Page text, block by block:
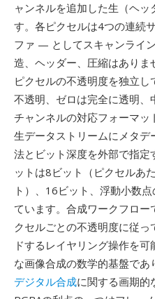
ャンネルを追加した生（ヘ
す。各ピクセルは4つの連続
ファ — としてスキャンライ
造、ヘッダー、圧縮はあり
ピクセルの不透明度を独立
不透明、ゼロは完全に透明
チャンネルの対応フォーマッ
生データストリームにメタ
法とビット深度を外部で指
ットは8ビット（ピクセルあ
ト）、16ビット、浮動小数
ています。合成ワークフロ
クセルごとの不透明度に従
ドするレイヤリング操作を
な画像合成の数学的基盤で
デジタル合成に関する画期的